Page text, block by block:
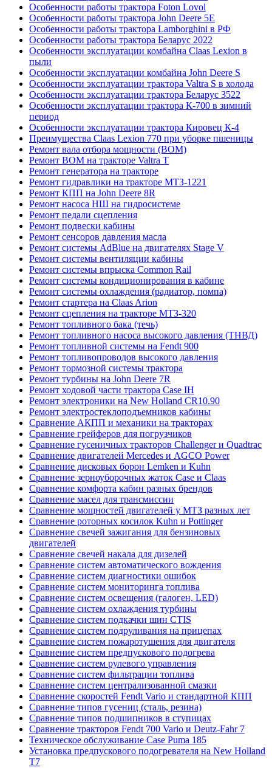
Особенности работы трактора Foton Lovol
Особенности работы трактора John Deere 5E
Особенности работы трактора Lamborghini в РФ
Особенности работы трактора Беларус 2022
Особенности эксплуатации комбайна Claas Lexion в
пыли
Особенности эксплуатации комбайна John Deere S
Особенности эксплуатации трактора Valtra S в холода
Особенности эксплуатации трактора Беларус 3522
Особенности эксплуатации трактора К-700 в зимний
период
Особенности эксплуатации трактора Кировец К-4
Преимущества Claas Lexion 770 при уборке пшеницы
Ремонт вала отбора мощности (ВОМ)
Ремонт ВОМ на тракторе Valtra T
Ремонт генератора на тракторе
Ремонт гидравлики на тракторе МТЗ-1221
Ремонт КПП на John Deere 8R
Ремонт насоса НШ на гидросистеме
Ремонт педали сцепления
Ремонт подвески кабины
Ремонт сенсоров давления масла
Ремонт системы AdBlue на двигателях Stage V
Ремонт системы вентиляции кабины
Ремонт системы впрыска Common Rail
Ремонт системы кондиционирования в кабине
Ремонт системы охлаждения (радиатор, помпа)
Ремонт стартера на Claas Arion
Ремонт сцепления на тракторе МТЗ-320
Ремонт топливного бака (течь)
Ремонт топливного насоса высокого давления (ТНВД)
Ремонт топливной системы на Fendt 900
Ремонт топливопроводов высокого давления
Ремонт тормозной системы трактора
Ремонт турбины на John Deere 7R
Ремонт ходовой части трактора Case IH
Ремонт электроники на New Holland CR10.90
Ремонт электростеклоподъемников кабины
Сравнение АКПП и механики на тракторах
Сравнение грейферов для погрузчиков
Сравнение гусеничных тракторов Challenger и Quadtrac
Сравнение двигателей Mercedes и AGCO Power
Сравнение дисковых борон Lemken и Kuhn
Сравнение зерноуборочных жаток Case и Claas
Сравнение комфорта кабин разных брендов
Сравнение масел для трансмиссии
Сравнение мощностей двигателей у МТЗ разных лет
Сравнение роторных косилок Kuhn и Pottinger
Сравнение свечей зажигания для бензиновых
двигателей
Сравнение свечей накала для дизелей
Сравнение систем автоматического вождения
Сравнение систем диагностики ошибок
Сравнение систем мониторинга топлива
Сравнение систем освещения (галоген, LED)
Сравнение систем охлаждения турбины
Сравнение систем подкачки шин CTIS
Сравнение систем подруливания на прицепах
Сравнение систем пожаротушения для двигателя
Сравнение систем предпускового подогрева
Сравнение систем рулевого управления
Сравнение систем фильтрации топлива
Сравнение систем централизованной смазки
Сравнение скоростей Fendt Vario и стандартной КПП
Сравнение типов гусениц (сталь, резина)
Сравнение типов подшипников в ступицах
Сравнение тракторов Fendt 700 Vario и Deutz-Fahr 7
Техническое обслуживание Case Puma 185
Установка предпускового подогревателя на New Holland
T7